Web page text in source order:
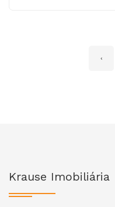
‹
Krause Imobiliária